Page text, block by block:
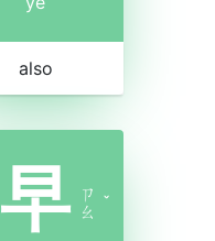
also
早 ㄗ
ㄠ ˇ